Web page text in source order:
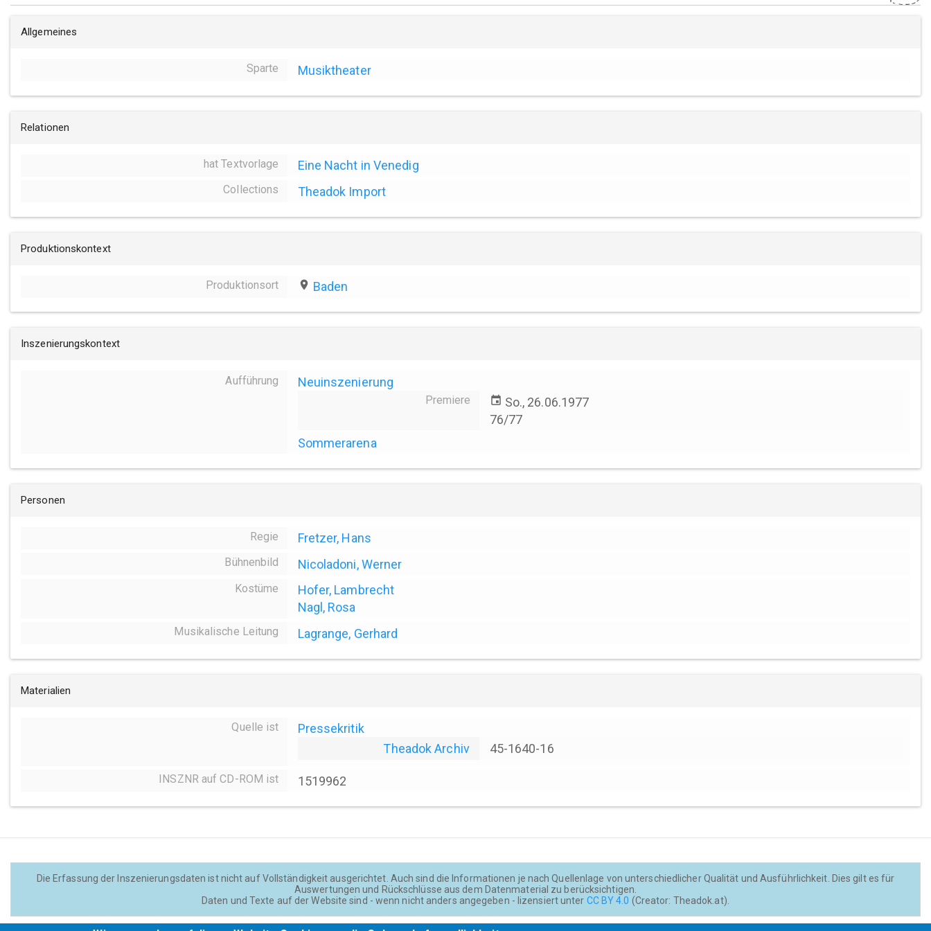
Allgemeines
Sparte Musiktheater
Relationen
hat Textvorlage Eine Nacht in Venedig
Collections Theadok Import
Produktionskontext
Produktionsort place Baden
Inszenierungskontext
Aufführung Neuinszenierung
Premiere event So., 26.06.1977
76/77
Sommerarena
Personen
Regie Fretzer, Hans
Bühnenbild Nicoladoni, Werner
Kostüme
Hofer, Lambrecht
Nagl, Rosa
Musikalische Leitung Lagrange, Gerhard
Materialien
Quelle ist
Pressekritik
Theadok Archiv
45-1640-16
INSZNR auf CD-ROM ist 1519962
Die Erfassung der Inszenierungsdaten ist nicht auf Vollständigkeit ausgerichtet. Auch sind die Informationen je nach Quellenlage von unterschiedlicher Qualität und Ausführlichkeit. Dies gilt es für
Auswertungen und Rückschlüsse aus dem Datenmaterial zu berücksichtigen.
Daten und Texte auf der Website sind - wenn nicht anders angegeben - lizensiert unter CC BY 4.0 (Creator: Theadok.at).